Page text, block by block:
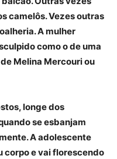
camelôs. Vezes outras
A mulher
como o de uma
Melina Mercouri ou
longe dos
se esbanjam
A adolescente
corpo e vai florescendo